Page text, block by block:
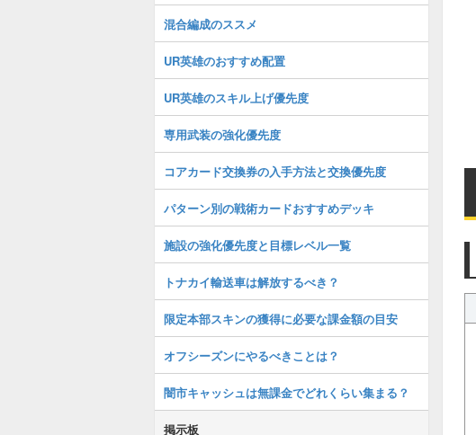
混合編成のススメ
UR英雄のおすすめ配置
UR英雄のスキル上げ優先度
専用武装の強化優先度
コアカード交換券の入手方法と交換優先度
パターン別の戦術カードおすすめデッキ
施設の強化優先度と目標レベル一覧
トナカイ輸送車は解放するべき？
限定本部スキンの獲得に必要な課金額の目安
オフシーズンにやるべきことは？
闇市キャッシュは無課金でどれくらい集まる？
掲示板